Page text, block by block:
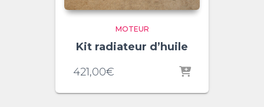
MOTEUR
Kit radiateur d’huile
421,00€